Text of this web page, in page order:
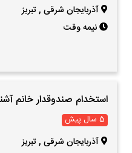
آذربایجان شرقی ,تبریز
نیمه وقت
استخدام صندوقدار خانم
5 سال پیش
آذربایجان شرقی ,تبریز